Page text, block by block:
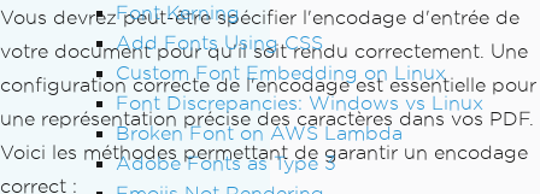
Font Kerning
Add Fonts Using CSS
Custom Font Embedding on Linux
Font Discrepancies: Windows vs Linux
Broken Font on AWS Lambda
Adobe Fonts as Type 3
Vous devrez peut-être spécifier l'encodage d'entrée de
votre document pour qu'il soit rendu correctement. Une
configuration correcte de l'encodage est essentielle pour
une représentation précise des caractères dans vos PDF.
Voici les méthodes permettant de garantir un encodage
correct :